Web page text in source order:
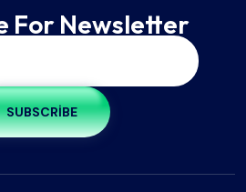
For Newsletter
SUBSCRIBE